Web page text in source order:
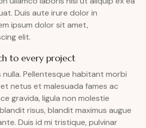
Duis aute irure dolor in
ipsum dolor sit amet,
elit.
to every project
Pellentesque habitant morbi
netus et malesuada fames ac
gravida, ligula non molestie
risus, blandit maximus augue
Duis id mi tristique, pulvinar